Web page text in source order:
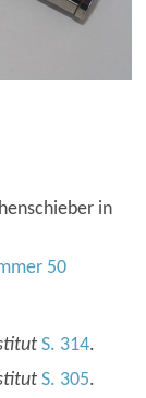
in
50
S. 314.
S. 305.